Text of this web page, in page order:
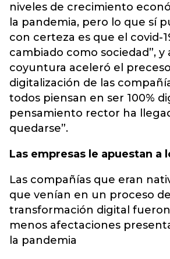
niveles de crecimiento
la pandemia, pero lo que sí
con certeza es que el covid-
cambiado como sociedad”,
coyuntura aceleró el
digitalización de las
todos piensan en ser 100%
pensamiento rector ha
quedarse”.
Las empresas le apuestan a
Las compañías que eran
que venían en un proceso de
transformación digital
menos afectaciones
la pandemia